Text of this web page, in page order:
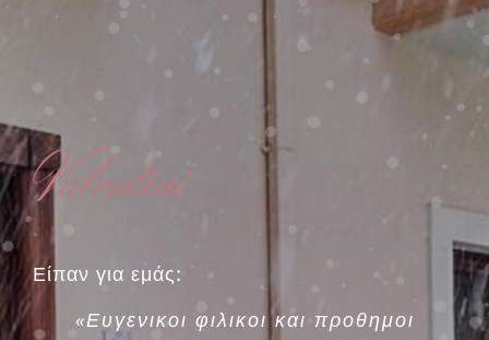
Valentini
Είπαν για εμάς:
«Ευγενικοι φιλικοι και προθημοι